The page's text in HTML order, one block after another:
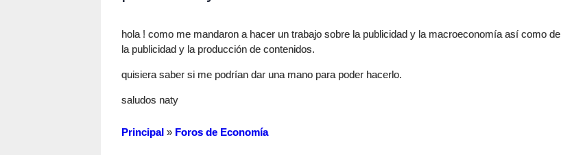
hola ! como me mandaron a hacer un trabajo sobre la publicidad y la macroeconomía así como de
la publicidad y la producción de contenidos.
quisiera saber si me podrían dar una mano para poder hacerlo.
saludos naty
Principal » Foros de Economía